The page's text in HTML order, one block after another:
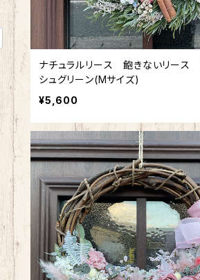
ナチュラルリース 飽きないリース
シュグリーン(Mサイズ)
¥5,600